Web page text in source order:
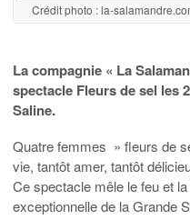
Crédit photo : la-
La compagnie « La
spectacle Fleurs de sel les
Saline.
Quatre femmes » fleurs de
vie, tantôt amer, tantôt
Ce spectacle mêle le feu et
exceptionnelle de la Grande